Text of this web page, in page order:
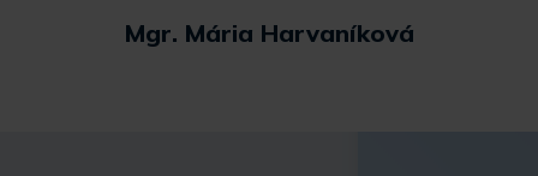
Mgr. Mária Harvaníková